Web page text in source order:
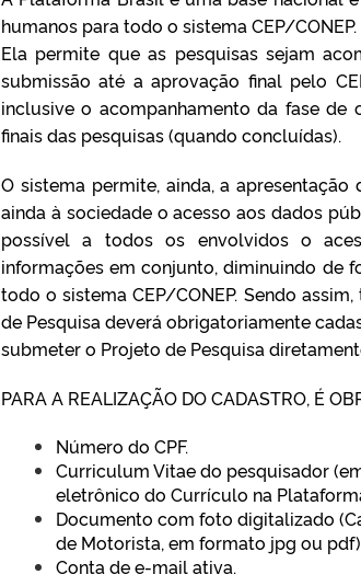
humanos para todo o sistema CEP/CONEP.
Ela permite que as pesquisas sejam
submissão até a aprovação final pelo
inclusive o acompanhamento da fase
finais das pesquisas (quando concluídas).
O sistema permite, ainda, a
ainda à sociedade o acesso aos dados
possível a todos os envolvidos o
informações em conjunto, diminuindo de
todo o sistema CEP/CONEP. Sendo
de Pesquisa deverá obrigatoriamente
submeter o Projeto de Pesquisa
PARA A REALIZAÇÃO DO CADASTRO, É
Número do CPF.
Curriculum Vitae do pesquisador
eletrônico do Currículo na
Documento com foto digitalizado
de Motorista, em formato jpg ou
Conta de e-mail ativa.